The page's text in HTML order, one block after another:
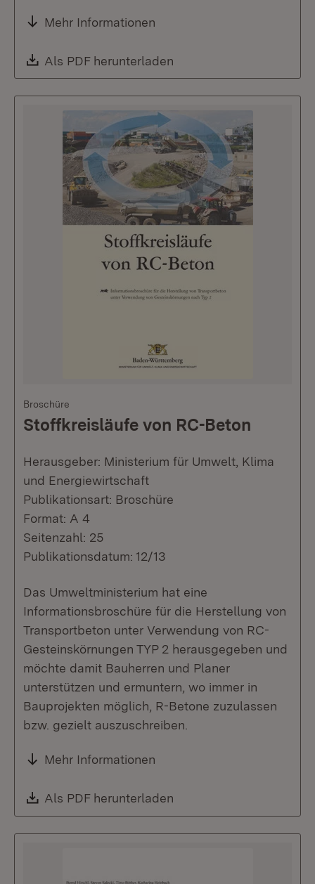
Mehr Informationen
Download:
Als PDF herunterladen
Broschüre
Stoffkreisläufe von RC-Beton
Herausgeber: Ministerium für Umwelt, Klima
und Energiewirtschaft
Publikationsart: Broschüre
Format: A 4
Seitenzahl: 25
Publikationsdatum: 12/13
Das Umweltministerium hat eine
Informationsbroschüre für die Herstellung von
Transportbeton unter Verwendung von RC-
Gesteinskörnungen TYP 2 herausgegeben und
möchte damit Bauherren und Planer
unterstützen und ermuntern, wo immer in
Bauprojekten möglich, R-Betone zuzulassen
bzw. gezielt auszuschreiben.
Mehr Informationen
Download:
Als PDF herunterladen